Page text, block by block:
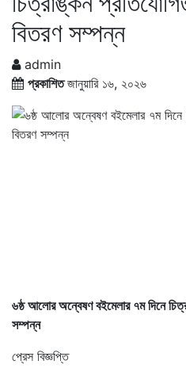
বিতরণ সম্পন্ন
admin
প্রকাশিতজানুয়ারি ১৬, ২০২৬
৬ষ্ঠ আলোর অন্বেষণ বইমেলার ৭ম দিনে
সম্পন্ন
প্রেস বিজ্ঞপ্তি